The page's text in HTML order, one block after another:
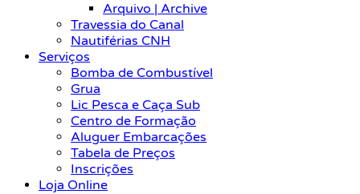
Arquivo | Archive
Travessia do Canal
Nautiférias CNH
Serviços
Bomba de Combustível
Grua
Lic Pesca e Caça Sub
Centro de Formação
Aluguer Embarcações
Tabela de Preços
Inscrições
Loja Online